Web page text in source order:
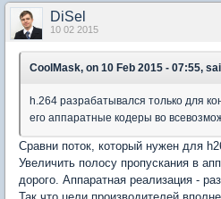
DiSel
10 02 2015
CoolMask, on 10 Feb 2015 - 07:55,
h.264 разрабатывался только для
его аппаратные кодеры во
Сравни поток, который нужен для
Увеличить полосу пропускания в
дорого. Аппаратная реализация -